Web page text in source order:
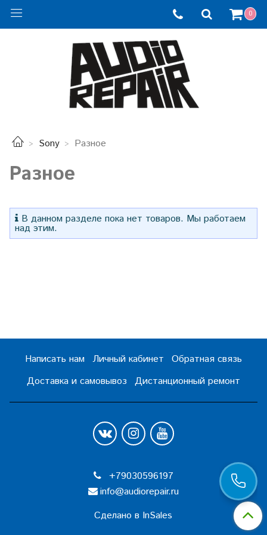
0
Sony Разное
Разное
В данном разделе пока нет товаров. Мы работаем
над этим.
Написать нам Личный кабинет
Обратная связь
Доставка и самовывоз
Дистанционный ремонт
+79030596197
info@audiorepair.ru
Сделано в InSales